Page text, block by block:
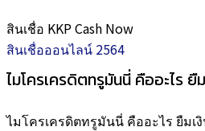
สินเชื่อ KKP Cash Now
สินเชื่อออนไลน์ 2564
ไมโครเครดิตทรูมันนี่ คืออะไร ยื
ไมโครเครดิตทรูมันนี่ คืออะไร ยืมเงิ